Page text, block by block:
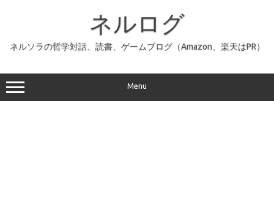
ッ
プ
ネルログ
ネルソラの哲学対話、読書、ゲームブログ（Amazon、楽天はPR）
Menu